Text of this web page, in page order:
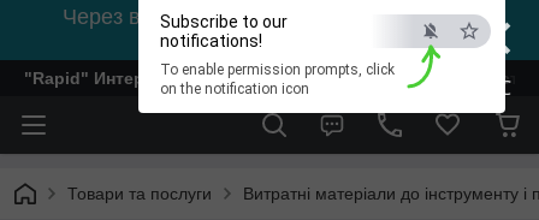
×
ESC
Subscribe to our
notifications!
To enable permission prompts, click
on the notification icon
Через відсутність світла, зв'язок на viber
0978002056
"Rapid" Интернет-магазин деревообрабатывающего
Товари та послуги Витратні матеріали до інструменту і